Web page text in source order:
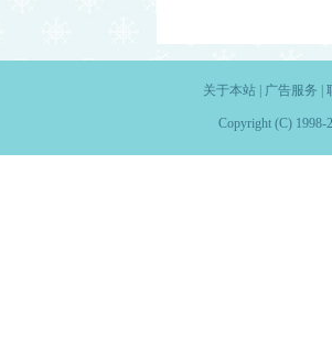
关于本站| 广告服务
Copyright (C) 1998-